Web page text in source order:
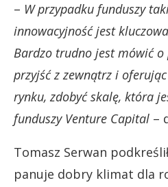
– W przypadku funduszy
innowacyjność jest kluczowa
Bardzo trudno jest mówić
przyjść z zewnątrz i
rynku, zdobyć skalę, która
funduszy Venture Capital –
Tomasz Serwan
panuje dobry klimat dla